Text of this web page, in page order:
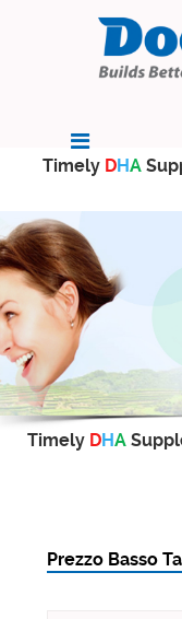
Timely DHA
Timely DHA
Prezzo Basso